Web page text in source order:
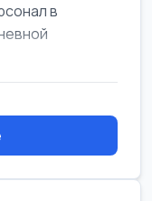
в